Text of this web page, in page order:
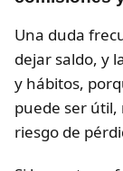
Una duda
dejar saldo, y
y hábitos,
puede ser
riesgo de